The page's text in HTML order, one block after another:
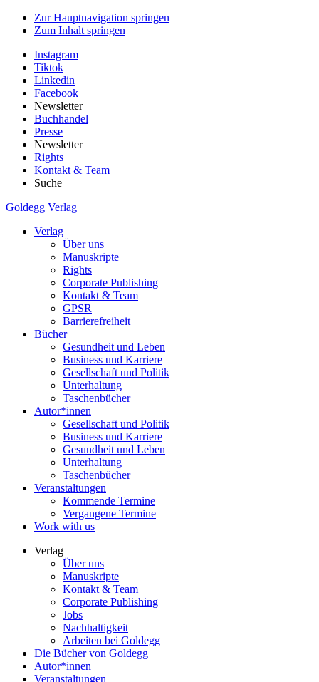
Zur Hauptnavigation springen
Zum Inhalt springen
Instagram
Tiktok
Linkedin
Facebook
Newsletter
Buchhandel
Presse
Newsletter
Rights
Kontakt & Team
Suche
Goldegg Verlag
Verlag
Über uns
Manuskripte
Rights
Corporate Publishing
Kontakt & Team
GPSR
Barrierefreiheit
Bücher
Gesundheit und Leben
Business und Karriere
Gesellschaft und Politik
Unterhaltung
Taschenbücher
Autor*innen
Gesellschaft und Politik
Business und Karriere
Gesundheit und Leben
Unterhaltung
Taschenbücher
Veranstaltungen
Kommende Termine
Vergangene Termine
Work with us
Verlag
Über uns
Manuskripte
Kontakt & Team
Corporate Publishing
Jobs
Nachhaltigkeit
Arbeiten bei Goldegg
Die Bücher von Goldegg
Autor*innen
Veranstaltungen